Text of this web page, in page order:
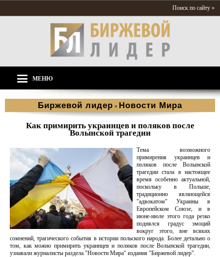
Поиск по сайту »
МЕНЮ
Биржевой лидер » Новости Мира
Как примирить украинцев и поляков после
Волынской трагедии
Тема возможного
примирения украинцев и
поляков после Волынской
трагедии стала в настоящее
время особенно актуальной,
поскольку в Польше,
традиционно являющейся
"адвокатом" Украины в
Европейском Союзе, и в
июне-июле этого года резко
поднялся градус эмоций
вокруг этого, вне всяких
сомнений, трагического события в истории польского народа. Более детально о
том, как можно примирить украинцев и поляков после Волынской трагедии,
узнавали журналисты раздела "Новости Мира" издания "Биржевой лидер".